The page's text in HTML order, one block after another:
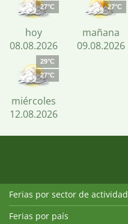
27°C
hoy
08.08.2026
27°C
mañana
09.08.2026
29°C
27°C
miércoles
12.08.2026
Ferias por sector de actividad
Ferias por país